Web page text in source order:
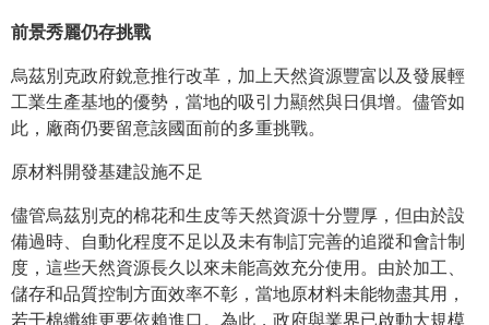
前景秀麗仍存挑戰
烏茲別克政府銳意推行改革，加上天然資源豐富以及發展輕
工業生產基地的優勢，當地的吸引力顯然與日俱增。儘管如
此，廠商仍要留意該國面前的多重挑戰。
原材料開發基建設施不足
儘管烏茲別克的棉花和生皮等天然資源十分豐厚，但由於設
備過時、自動化程度不足以及未有制訂完善的追蹤和會計制
度，這些天然資源長久以來未能高效充分使用。由於加工、
儲存和品質控制方面效率不彰，當地原材料未能物盡其用，
若干棉纖維更要依賴進口。為此，政府與業界已啟動大規模